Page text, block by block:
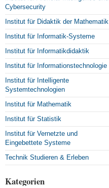
Cybersecurity
Institut für Didaktik der Mathematik
Institut für Informatik-Systeme
Institut für Informatikdidaktik
Institut für Informationstechnologie
Institut für Intelligente
Systemtechnologien
Institut für Mathematik
Institut für Statistik
Institut für Vernetzte und
Eingebettete Systeme
Technik Studieren & Erleben
Kategorien